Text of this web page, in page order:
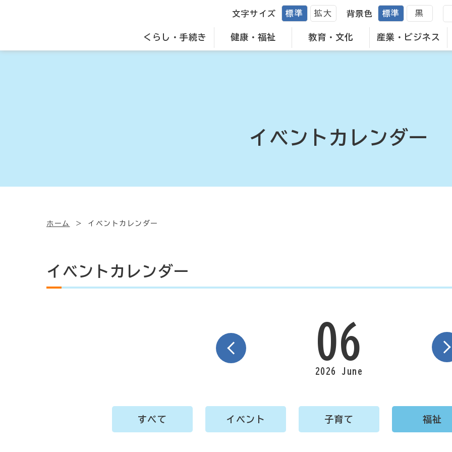
くらし・手続き 健康・福祉 教育・文化 産業・ビジネス
文字サイズ 標準 拡大 背景色 標準 黒
イベントカレンダー
ホーム イベントカレンダー
イベントカレンダー
06
2026 June
すべて イベント 子育て 福祉